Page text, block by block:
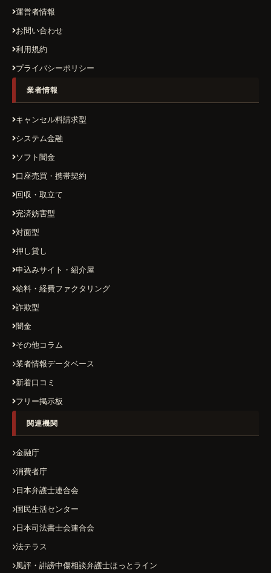
運営者情報
お問い合わせ
利用規約
プライバシーポリシー
業者情報
キャンセル料請求型
システム金融
ソフト闇金
口座売買・携帯契約
回収・取立て
完済妨害型
対面型
押し貸し
申込みサイト・紹介屋
給料・経費ファクタリング
詐欺型
闇金
その他コラム
業者情報データベース
新着口コミ
フリー掲示板
関連機関
金融庁
消費者庁
日本弁護士連合会
国民生活センター
日本司法書士会連合会
法テラス
風評・誹謗中傷相談弁護士ほっとライン